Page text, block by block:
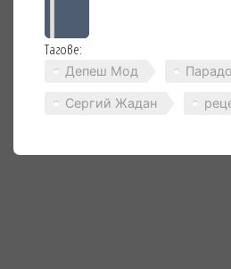
Тагове:
Депеш Мод
Сергий Жадан